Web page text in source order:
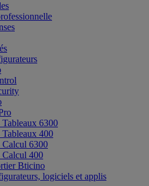
6300
400
6300
400
Bticino
logiciels et applis